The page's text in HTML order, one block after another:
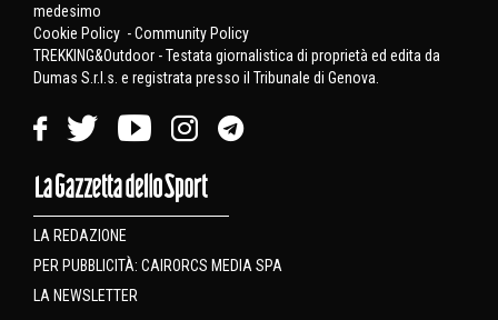
medesimo
Cookie Policy -Community Policy
TREKKING&Outdoor - Testata giornalistica di proprietà ed edita da
Dumas S.r.l.s. e registrata presso il Tribunale di Genova.
LA REDAZIONE
PER PUBBLICITÀ: CAIRORCS MEDIA SPA
LA NEWSLETTER